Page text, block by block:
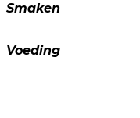
Smaken
Voeding